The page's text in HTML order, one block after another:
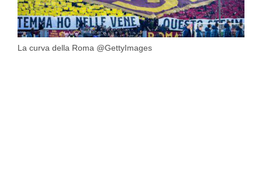
La curva della Roma @GettyImages